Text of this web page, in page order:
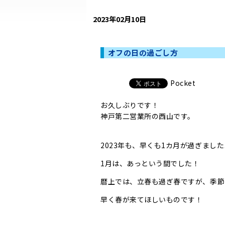
2023年02月10日
オフの日の過ごし方
Pocket
お久しぶりです！
神戸第二営業所の西山です。
2023年も、早くも1カ月が過ぎました
1月は、あっという間でした！
暦上では、立春も過ぎ春ですが、季
早く春が来てほしいものです！